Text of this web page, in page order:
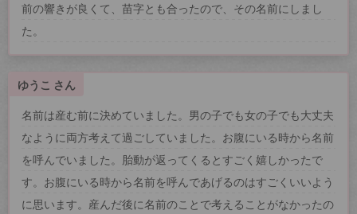
前の響きが良くて、苗字とも合ったので、その名前にしまし
た。
ゆうこ さん
名前は産む前に決めていました。男の子でも女の子でも大丈夫
なように両方考えて過ごしていました。お腹にいる時から名前
を呼んでいました。胎動が返ってくるとすごく嬉しかったで
す。お腹にいる時から名前を呼んであげるのはすごくいいよう
に思います。産んだ後に名前のことで考えることがなかったの